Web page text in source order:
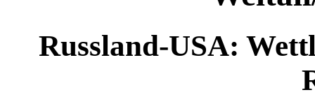
Russland-USA: